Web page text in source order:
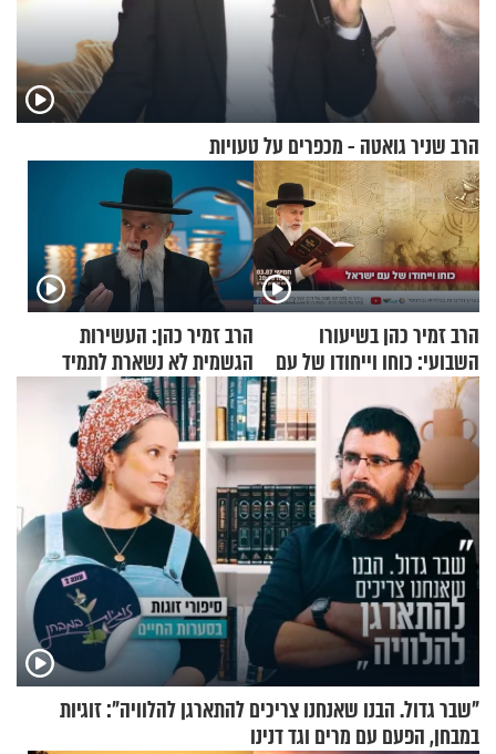
הרב שניר גואטה - מכפרים על טעויות
הרב זמיר כהן בשיעורו
השבועי: כוחו וייחודו של עם
ישראל
הרב זמיר כהן: העשירות
הגשמית לא נשארת לתמיד
"שבר גדול. הבנו שאנחנו צריכים להתארגן להלוויה": זוגיות
במבחן, הפעם עם מרים וגד דנינו